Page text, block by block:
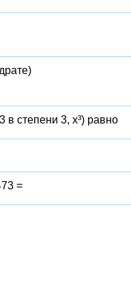
в степени 3, x³) равно
=